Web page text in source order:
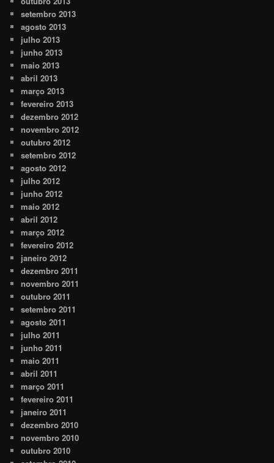
setembro 2013
agosto 2013
julho 2013
junho 2013
maio 2013
abril 2013
março 2013
fevereiro 2013
dezembro 2012
novembro 2012
outubro 2012
setembro 2012
agosto 2012
julho 2012
junho 2012
maio 2012
abril 2012
março 2012
fevereiro 2012
janeiro 2012
dezembro 2011
novembro 2011
outubro 2011
setembro 2011
agosto 2011
julho 2011
junho 2011
maio 2011
abril 2011
março 2011
fevereiro 2011
janeiro 2011
dezembro 2010
novembro 2010
outubro 2010